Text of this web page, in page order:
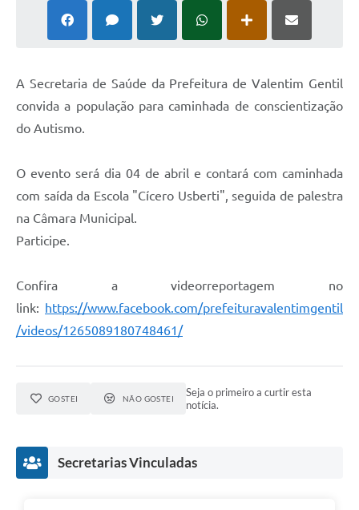
A Secretaria de Saúde da Prefeitura de Valentim Gentil
convida a população para caminhada de conscientização
do Autismo.
O evento será dia 04 de abril e contará com caminhada
com saída da Escola "Cícero Usberti", seguida de palestra
na Câmara Municipal.
Participe.
Confira a videorreportagem no
link: https://www.facebook.com/prefeituravalentimgentil
/videos/1265089180748461/
GOSTEI NÃO GOSTEI
Seja o primeiro a curtir esta
notícia.
Secretarias Vinculadas